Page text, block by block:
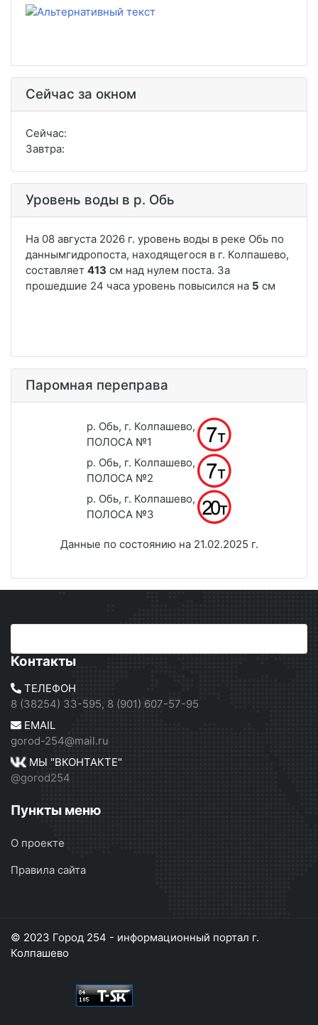
Сейчас за окном
Сейчас:
Завтра:
Уровень воды в р. Обь
Паромная переправа
р. Обь, г. Колпашево,
ПОЛОСА №1
р. Обь, г. Колпашево,
ПОЛОСА №2
р. Обь, г. Колпашево,
ПОЛОСА №3
Данные по состоянию на 21.02.2025 г.
Контакты
ТЕЛЕФОН
8 (38254) 33-595, 8 (901) 607-57-95
EMAIL
gorod-254@mail.ru
МЫ "ВКОНТАКТЕ"
@gorod254
Пункты меню
О проекте
Правила сайта
© 2023 Город 254 - информационный портал г.
Колпашево